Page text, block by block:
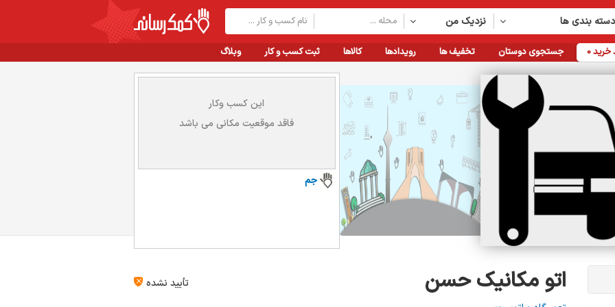
نزدیک من بندی ها
وبلاگ ثبت کسب و کار کالاها رویدادها تخفیف ها جستجوی دوستان خرید0
این کسب وکار
فاقد موقعیت مکانی می باشد
جم
اتو مکانیک حسن
تأیید نشده